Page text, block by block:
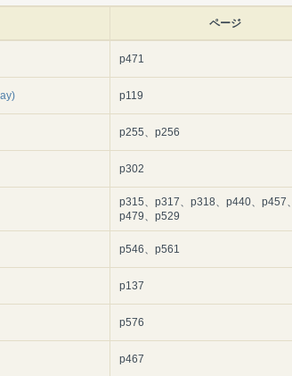
ページ
p471
p119
p255、p256
p302
p315、p317、p318、p440、p457、
p479、p529
p546、p561
p137
p576
p467